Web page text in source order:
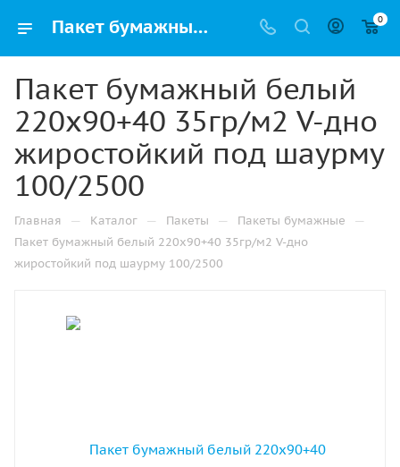
Пакет бумажный белый 220х90+40 35гр/м2 V-дно жиростойкий под шаурму 100/2500 купить в Ижевске с доставкой оптом и в розницу 0
Пакет бумажный белый
220х90+40 35гр/м2 V-дно
жиростойкий под шаурму
100/2500
Главная — Каталог — Пакеты — Пакеты бумажные —
Пакет бумажный белый 220х90+40 35гр/м2 V-дно
жиростойкий под шаурму 100/2500